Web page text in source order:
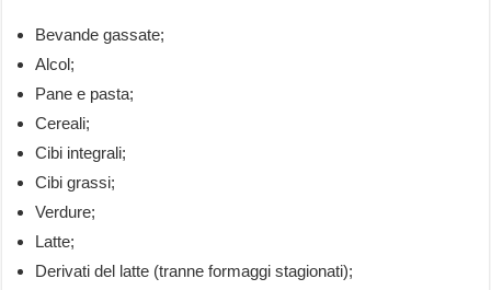
Bevande gassate;
Alcol;
Pane e pasta;
Cereali;
Cibi integrali;
Cibi grassi;
Verdure;
Latte;
Derivati del latte (tranne formaggi stagionati);